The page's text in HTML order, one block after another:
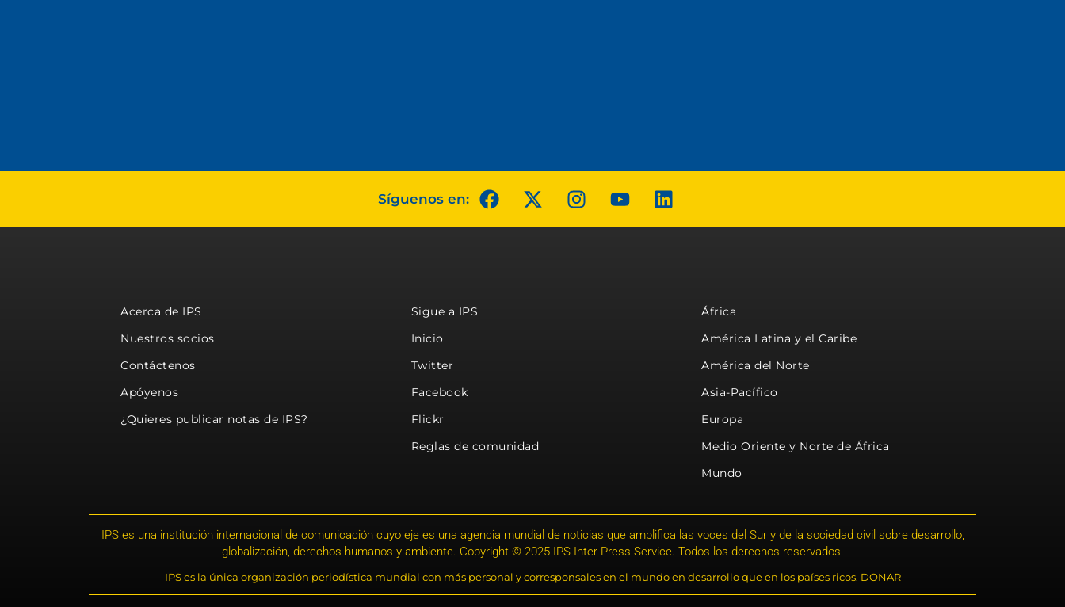
Síguenos en:
Acerca de IPS
Nuestros socios
Contáctenos
Apóyenos
¿Quieres publicar notas de IPS?
Sigue a IPS
Inicio
Twitter
Facebook
Flickr
Reglas de comunidad
África
América Latina y el Caribe
América del Norte
Asia-Pacífico
Europa
Medio Oriente y Norte de África
Mundo
IPS es una institución internacional de comunicación cuyo eje es una agencia mundial de noticias que amplifica las voces del Sur y de la sociedad civil sobre desarrollo,
globalización, derechos humanos y ambiente. Copyright © 2025 IPS-Inter Press Service. Todos los derechos reservados.
IPS es la única organización periodística mundial con más personal y corresponsales en el mundo en desarrollo que en los países ricos. DONAR